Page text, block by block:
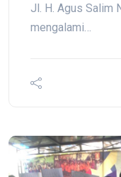
Jl. H. Agus Salim
mengalami…